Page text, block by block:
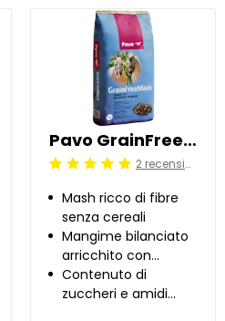
Pavo GrainFreeMash 15 kg
Beoordeling: 5/5 2 recensioni
Mash ricco di fibre
senza cereali
Mangime bilanciato
arricchito con
vitamine
Contenuto di
zuccheri e amidi